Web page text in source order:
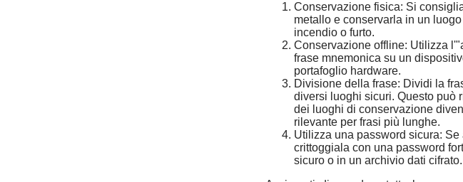
Conservazione fisica: Si
metallo e conservarla in un
incendio o furto.
Conservazione offline: Utilizza
frase mnemonica su un
portafoglio hardware.
Divisione della frase: Dividi la
diversi luoghi sicuri. Questo può
dei luoghi di conservazione
rilevante per frasi più lunghe.
Utilizza una password sicura:
crittoggiala con una password
sicuro o in un archivio dati cifrato.